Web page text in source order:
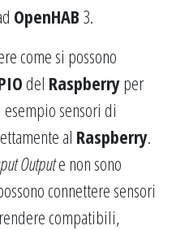
OpenHAB 3.
come si possono
del Raspberryper
sensori di
al Raspberry.
Outpute non sono
connettere sensori
compatibili,